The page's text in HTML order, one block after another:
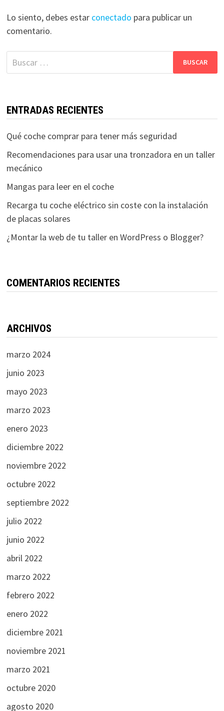
Lo siento, debes estar conectado para publicar un
comentario.
Buscar:
ENTRADAS RECIENTES
Qué coche comprar para tener más seguridad
Recomendaciones para usar una tronzadora en un taller
mecánico
Mangas para leer en el coche
Recarga tu coche eléctrico sin coste con la instalación
de placas solares
¿Montar la web de tu taller en WordPress o Blogger?
COMENTARIOS RECIENTES
ARCHIVOS
marzo 2024
junio 2023
mayo 2023
marzo 2023
enero 2023
diciembre 2022
noviembre 2022
octubre 2022
septiembre 2022
julio 2022
junio 2022
abril 2022
marzo 2022
febrero 2022
enero 2022
diciembre 2021
noviembre 2021
marzo 2021
octubre 2020
agosto 2020